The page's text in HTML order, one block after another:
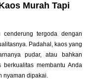
Murah Tapi
cenderung tergoda dengan
Padahal, kaos yang
pudar, atau bahkan
membantu Anda
nyaman dipakai.